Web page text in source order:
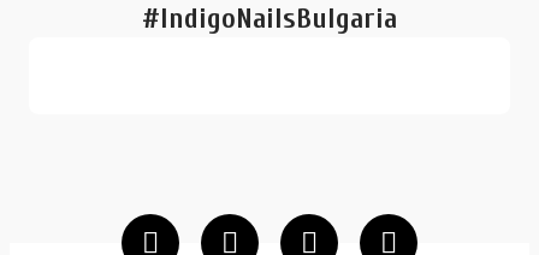
#IndigoNailsBulgaria